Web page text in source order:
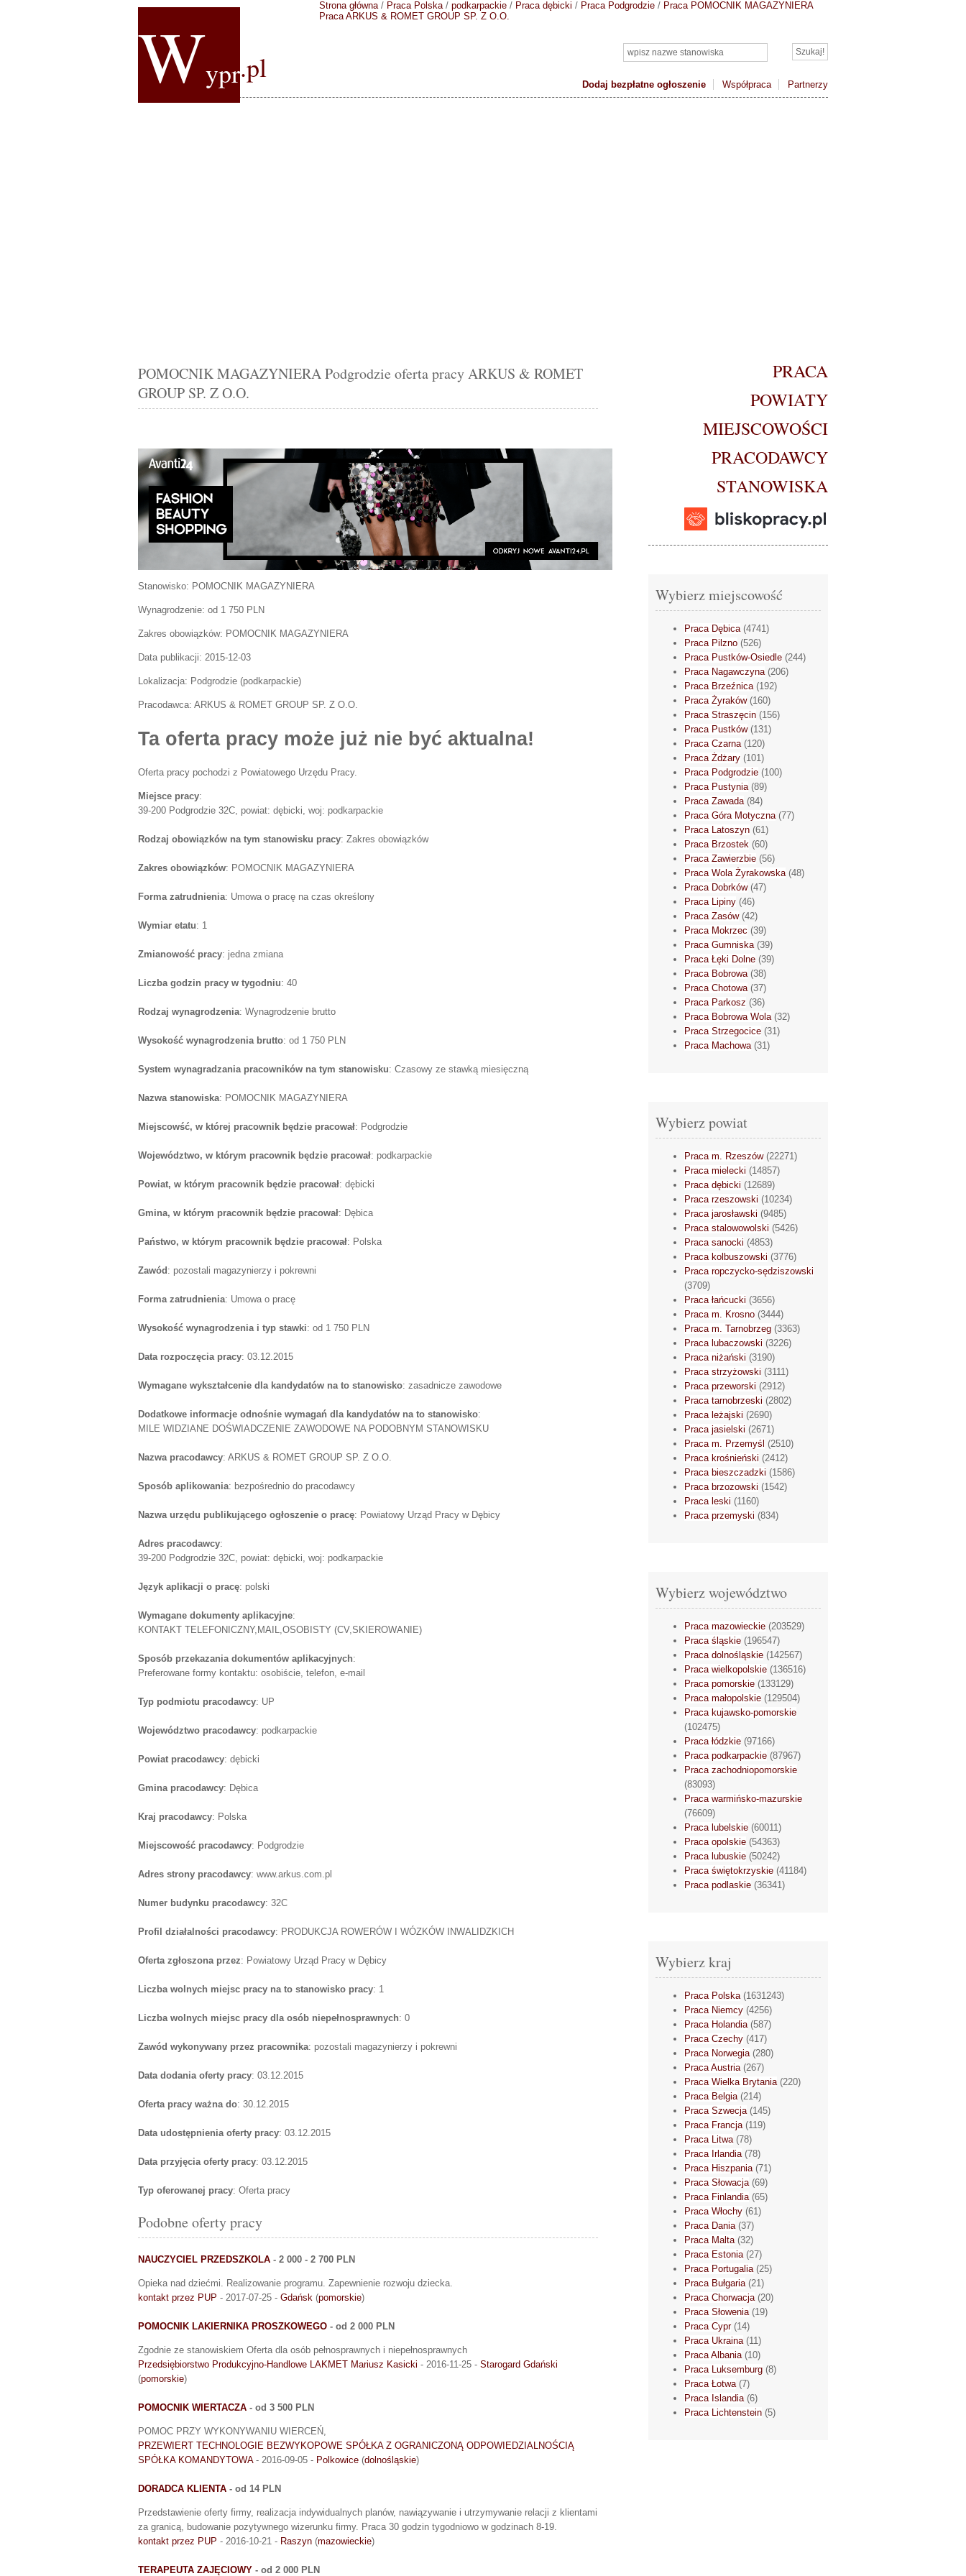
Wypr.pl
Dodaj bezpłatne ogłoszenie Współpraca Partnerzy
Strona główna/ Praca Polska/ podkarpackie / Praca dębicki / Praca Podgrodzie / Praca POMOCNIK MAGAZYNIERA
Praca ARKUS & ROMET GROUP SP. Z O.O.
POMOCNIK MAGAZYNIERA Podgrodzie oferta pracy ARKUS & ROMET
GROUP SP. Z O.O.
Stanowisko: POMOCNIK MAGAZYNIERA
Wynagrodzenie: od 1 750 PLN
Zakres obowiązków: POMOCNIK MAGAZYNIERA
Data publikacji: 2015-12-03
Lokalizacja: Podgrodzie (podkarpackie)
Pracodawca: ARKUS & ROMET GROUP SP. Z O.O.
Ta oferta pracy może już nie być aktualna!
Oferta pracy pochodzi z Powiatowego Urzędu Pracy.
Miejsce pracy:
39-200 Podgrodzie 32C, powiat: dębicki, woj: podkarpackie
Rodzaj obowiązków na tym stanowisku pracy: Zakres obowiązków
Zakres obowiązków: POMOCNIK MAGAZYNIERA
Forma zatrudnienia: Umowa o pracę na czas określony
Wymiar etatu: 1
Zmianowość pracy: jedna zmiana
Liczba godzin pracy w tygodniu: 40
Rodzaj wynagrodzenia: Wynagrodzenie brutto
Wysokość wynagrodzenia brutto: od 1 750 PLN
System wynagradzania pracowników na tym stanowisku: Czasowy ze stawką miesięczną
Nazwa stanowiska: POMOCNIK MAGAZYNIERA
Miejscowść, w której pracownik będzie pracował: Podgrodzie
Województwo, w którym pracownik będzie pracował: podkarpackie
Powiat, w którym pracownik będzie pracował: dębicki
Gmina, w którym pracownik będzie pracował: Dębica
Państwo, w którym pracownik będzie pracował: Polska
Zawód: pozostali magazynierzy i pokrewni
Forma zatrudnienia: Umowa o pracę
Wysokość wynagrodzenia i typ stawki: od 1 750 PLN
Data rozpoczęcia pracy: 03.12.2015
Wymagane wykształcenie dla kandydatów na to stanowisko: zasadnicze zawodowe
Dodatkowe informacje odnośnie wymagań dla kandydatów na to stanowisko:
MILE WIDZIANE DOŚWIADCZENIE ZAWODOWE NA PODOBNYM STANOWISKU
Nazwa pracodawcy: ARKUS & ROMET GROUP SP. Z O.O.
Sposób aplikowania: bezpośrednio do pracodawcy
Nazwa urzędu publikującego ogłoszenie o pracę: Powiatowy Urząd Pracy w Dębicy
Adres pracodawcy:
39-200 Podgrodzie 32C, powiat: dębicki, woj: podkarpackie
Język aplikacji o pracę: polski
Wymagane dokumenty aplikacyjne:
KONTAKT TELEFONICZNY,MAIL,OSOBISTY (CV,SKIEROWANIE)
Sposób przekazania dokumentów aplikacyjnych:
Preferowane formy kontaktu: osobiście, telefon, e-mail
Typ podmiotu pracodawcy: UP
Województwo pracodawcy: podkarpackie
Powiat pracodawcy: dębicki
Gmina pracodawcy: Dębica
Kraj pracodawcy: Polska
Miejscowość pracodawcy: Podgrodzie
Adres strony pracodawcy: www.arkus.com.pl
Numer budynku pracodawcy: 32C
Profil działalności pracodawcy: PRODUKCJA ROWERÓW I WÓZKÓW INWALIDZKICH
Oferta zgłoszona przez: Powiatowy Urząd Pracy w Dębicy
Liczba wolnych miejsc pracy na to stanowisko pracy: 1
Liczba wolnych miejsc pracy dla osób niepełnosprawnych: 0
Zawód wykonywany przez pracownika: pozostali magazynierzy i pokrewni
Data dodania oferty pracy: 03.12.2015
Oferta pracy ważna do: 30.12.2015
Data udostępnienia oferty pracy: 03.12.2015
Data przyjęcia oferty pracy: 03.12.2015
Typ oferowanej pracy: Oferta pracy
Podobne oferty pracy
NAUCZYCIEL PRZEDSZKOLA - 2 000 - 2 700 PLN
Opieka nad dziećmi. Realizowanie programu. Zapewnienie rozwoju dziecka.
kontakt przez PUP - 2017-07-25 - Gdańsk (pomorskie)
POMOCNIK LAKIERNIKA PROSZKOWEGO - od 2 000 PLN
Zgodnie ze stanowiskiem Oferta dla osób pełnosprawnych i niepełnosprawnych
Przedsiębiorstwo Produkcyjno-Handlowe LAKMET Mariusz Kasicki - 2016-11-25 - Starogard Gdański
(pomorskie)
POMOCNIK WIERTACZA - od 3 500 PLN
POMOC PRZY WYKONYWANIU WIERCEŃ,
PRZEWIERT TECHNOLOGIE BEZWYKOPOWE SPÓŁKA Z OGRANICZONĄ ODPOWIEDZIALNOŚCIĄ
SPÓŁKA KOMANDYTOWA- 2016-09-05 - Polkowice (dolnośląskie)
DORADCA KLIENTA - od 14 PLN
Przedstawienie oferty firmy, realizacja indywidualnych planów, nawiązywanie i utrzymywanie relacji z klientami
za granicą, budowanie pozytywnego wizerunku firmy. Praca 30 godzin tygodniowo w godzinach 8-19.
kontakt przez PUP - 2016-10-21 - Raszyn (mazowieckie)
TERAPEUTA ZAJĘCIOWY - od 2 000 PLN
PRACA
POWIATY
MIEJSCOWOŚCI
PRACODAWCY
STANOWISKA
Wybierz miejscowość
Praca Dębica(4741)
Praca Pilzno (526)
Praca Pustków-Osiedle (244)
Praca Nagawczyna(206)
Praca Brzeźnica(192)
Praca Żyraków(160)
Praca Straszęcin (156)
Praca Pustków(131)
Praca Czarna(120)
Praca Żdżary (101)
Praca Podgrodzie (100)
Praca Pustynia(89)
Praca Zawada(84)
Praca Góra Motyczna(77)
Praca Latoszyn (61)
Praca Brzostek (60)
Praca Zawierzbie (56)
Praca Wola Żyrakowska(48)
Praca Dobrków(47)
Praca Lipiny (46)
Praca Zasów(42)
Praca Mokrzec (39)
Praca Gumniska(39)
Praca Łęki Dolne (39)
Praca Bobrowa(38)
Praca Chotowa(37)
Praca Parkosz (36)
Praca Bobrowa Wola(32)
Praca Strzegocice (31)
Praca Machowa(31)
Wybierz powiat
Praca m. Rzeszów(22271)
Praca mielecki (14857)
Praca dębicki (12689)
Praca rzeszowski (10234)
Praca jarosławski (9485)
Praca stalowowolski (5426)
Praca sanocki (4853)
Praca kolbuszowski (3776)
Praca ropczycko-sędziszowski
(3709)
Praca łańcucki (3656)
Praca m. Krosno (3444)
Praca m. Tarnobrzeg (3363)
Praca lubaczowski (3226)
Praca niżański (3190)
Praca strzyżowski (3111)
Praca przeworski (2912)
Praca tarnobrzeski (2802)
Praca leżajski (2690)
Praca jasielski (2671)
Praca m. Przemyśl (2510)
Praca krośnieński (2412)
Praca bieszczadzki (1586)
Praca brzozowski (1542)
Praca leski (1160)
Praca przemyski (834)
Wybierz województwo
Praca mazowieckie (203529)
Praca śląskie (196547)
Praca dolnośląskie (142567)
Praca wielkopolskie (136516)
Praca pomorskie (133129)
Praca małopolskie (129504)
Praca kujawsko-pomorskie
(102475)
Praca łódzkie (97166)
Praca podkarpackie (87967)
Praca zachodniopomorskie
(83093)
Praca warmińsko-mazurskie
(76609)
Praca lubelskie (60011)
Praca opolskie (54363)
Praca lubuskie (50242)
Praca świętokrzyskie (41184)
Praca podlaskie (36341)
Wybierz kraj
Praca Polska(1631243)
Praca Niemcy (4256)
Praca Holandia(587)
Praca Czechy (417)
Praca Norwegia(280)
Praca Austria(267)
Praca Wielka Brytania(220)
Praca Belgia(214)
Praca Szwecja(145)
Praca Francja(119)
Praca Litwa(78)
Praca Irlandia(78)
Praca Hiszpania(71)
Praca Słowacja(69)
Praca Finlandia(65)
Praca Włochy (61)
Praca Dania(37)
Praca Malta(32)
Praca Estonia(27)
Praca Portugalia(25)
Praca Bułgaria(21)
Praca Chorwacja(20)
Praca Słowenia(19)
Praca Cypr(14)
Praca Ukraina(11)
Praca Albania(10)
Praca Luksemburg (8)
Praca Łotwa(7)
Praca Islandia(6)
Praca Lichtenstein (5)